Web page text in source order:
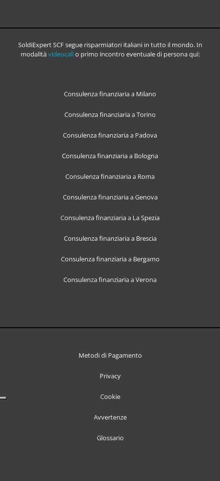
SoldiExpert SCF segue risparmiatori italiani in tutto il mondo. In
modalitàvideocallo primo incontro eventuale di persona qui:
Consulenza finanziaria a Milano
Consulenza finanziaria a Torino
Consulenza finanziaria a Padova
Consulenza finanziaria a Bologna
Consulenza finanziaria a Roma
Consulenza finanziaria a Genova
Consulenza finanziaria a La Spezia
Consulenza finanziaria a Brescia
Consulenza finanziaria a Bergamo
Consulenza finanziaria a Verona
Metodi di Pagamento
Privacy
Cookie
Avvertenze
Glossario